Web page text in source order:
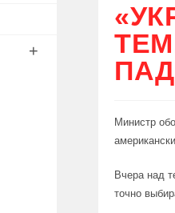
Министр
Вчера над
точно